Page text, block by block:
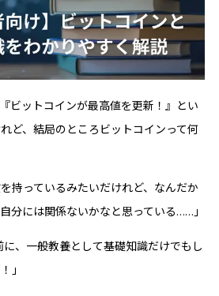
ビットコインが最高値を更新！』とい
ど、結局のところビットコインって何
持っているみたいだけれど、なんだか
分には関係ないかなと思っている……」
に、一般教養として基礎知識だけでもし
」